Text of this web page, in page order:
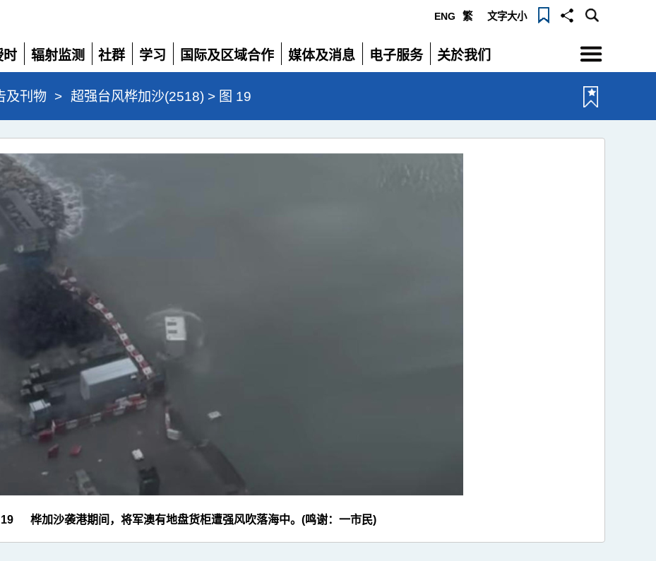
ENG 繁 文字大小
时
辐射监测
展
开
社群
展
开
学习
展
开
国际及区域合作
展
开
媒体及消息
展
电子服务
展
关於我们
展
选
单
及刊物 > 超强台风桦加沙(2518) > 图 19
19 桦加沙袭港期间，将军澳有地盘货柜遭强风吹落海中。(鸣谢：一市民)